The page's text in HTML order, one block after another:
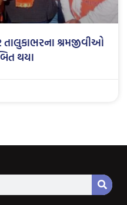
તાલુકાભરના શ્રમજીવીઓ
થયા